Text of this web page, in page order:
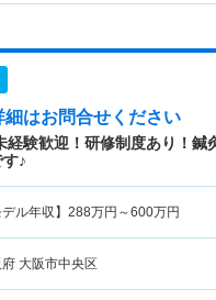
はお問合せください
経験歓迎！研修制度あり！鍼
♪
デル年収】 288万円～600万円
府 大阪市中央区